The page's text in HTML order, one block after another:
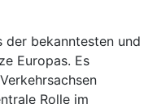
der bekanntesten und
Europas. Es
Rolle im